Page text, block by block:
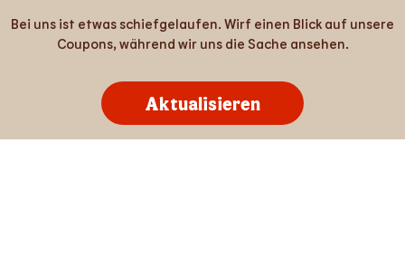
Bei uns ist etwas schiefgelaufen. Wirf einen Blick auf unsere
Coupons, während wir uns die Sache ansehen.
Aktualisieren